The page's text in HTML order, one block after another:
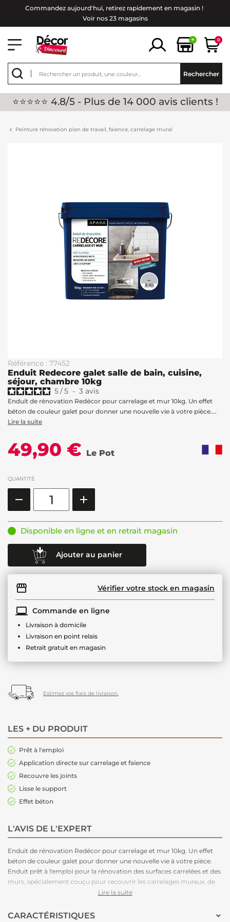
Commandez aujourd'hui, retirez rapidement en magasin !
Voir nos 23 magasins
+ 0
Rechercher
⭐⭐⭐⭐⭐ 4.8/5 - Plus de 14 000 avis clients !
Peinture rénovation plan de travail, faïence, carrelage mural
Référence : 77452
Enduit Redecore galet salle de bain, cuisine,
séjour, chambre 10kg
5/5 - 3 avis
Enduit de rénovation Redécor pour carrelage et mur 10kg. Un effet
béton de couleur galet pour donner une nouvelle vie à votre pièce....
Lire la suite
49,90 € Le Pot
QUANTITÉ
Disponible en ligne et en retrait magasin
Ajouter au panier
Vérifier votre stock en magasin
Commande en ligne
Livraison à domicile
Livraison en point relais
Retrait gratuit en magasin
Estimez vos frais de livraison.
LES + DU PRODUIT
Prêt à l'emploi
Application directe sur carrelage et faïence
Recouvre les joints
Lisse le support
Effet béton
L'AVIS DE L'EXPERT
Enduit de rénovation Redécor pour carrelage et mur 10kg. Un effet
béton de couleur galet pour donner une nouvelle vie à votre pièce.
Enduit prêt à l'emploi pour la rénovation des surfaces carrelées et des
murs, spécialement couçu pour recouvrir les carrelages muraux, de
cuisines, salle de bains, douches et plans de travail, il adhère
Lire la suite
CARACTÉRISTIQUES